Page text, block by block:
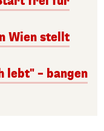
Wien stellt
lebt" – bangen